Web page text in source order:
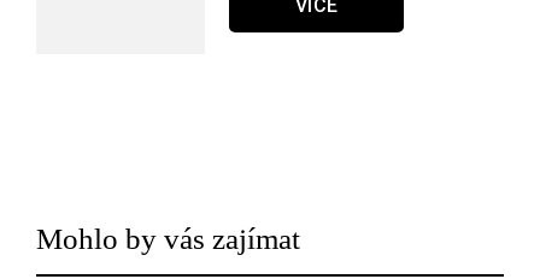
VÍCE
Mohlo by vás zajímat